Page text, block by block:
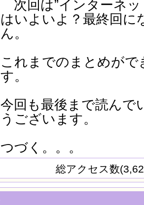
次回は”インターネッ
はいよいよ？最終回に
ん。
これまでのまとめが
す。
今回も最後まで読んで
うございます。
つづく。。。
総アクセス数